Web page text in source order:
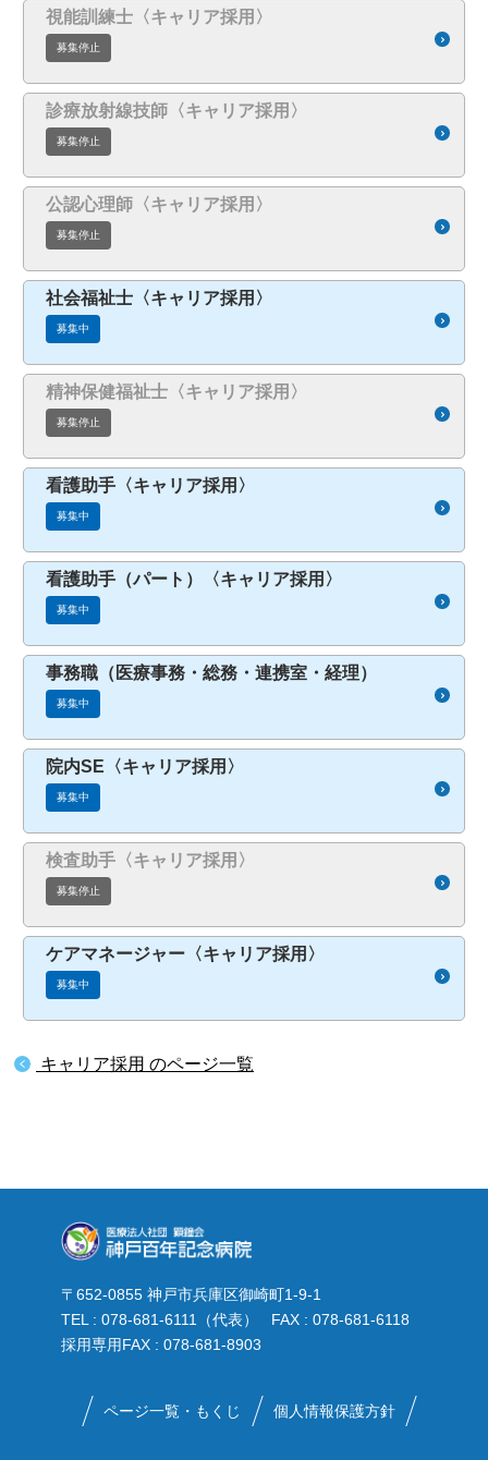
視能訓練士〈キャリア採用〉
募集停止
診療放射線技師〈キャリア採用〉
募集停止
公認心理師〈キャリア採用〉
募集停止
社会福祉士〈キャリア採用〉
募集中
精神保健福祉士〈キャリア採用〉
募集停止
看護助手〈キャリア採用〉
募集中
看護助手（パート）〈キャリア採用〉
募集中
事務職（医療事務・総務・連携室・経理）
募集中
院内SE〈キャリア採用〉
募集中
検査助手〈キャリア採用〉
募集停止
ケアマネージャー〈キャリア採用〉
募集中
キャリア採用 のページ一覧
〒652-0855 神戸市兵庫区御崎町1-9-1
TEL : 078-681-6111（代表） FAX : 078-681-6118
採用専用FAX : 078-681-8903
ページ一覧・もくじ 個人情報保護方針